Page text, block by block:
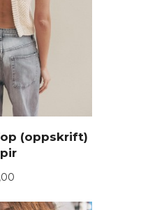
(oppskrift)